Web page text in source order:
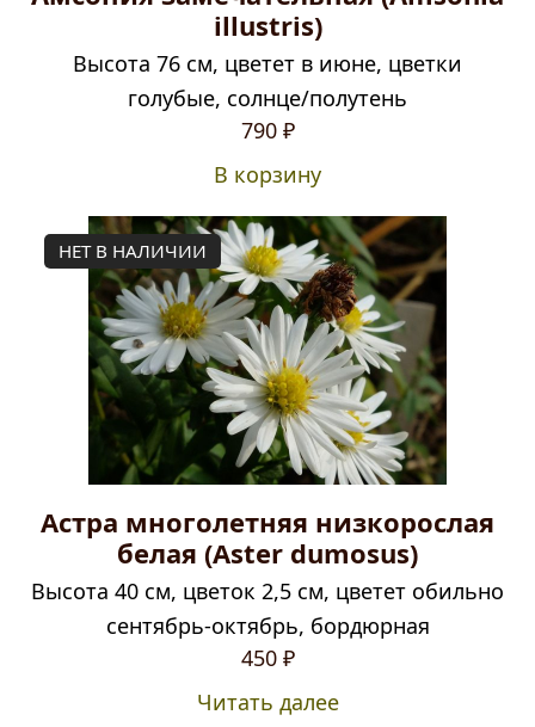
illustris)
Высота 76 см, цветет в июне, цветки
голубые, солнце/полутень
790 ₽
В корзину
НЕТ В НАЛИЧИИ
Астра многолетняя низкорослая
белая (Aster dumosus)
Высота 40 см, цветок 2,5 см, цветет обильно
сентябрь-октябрь, бордюрная
450 ₽
Читать далее